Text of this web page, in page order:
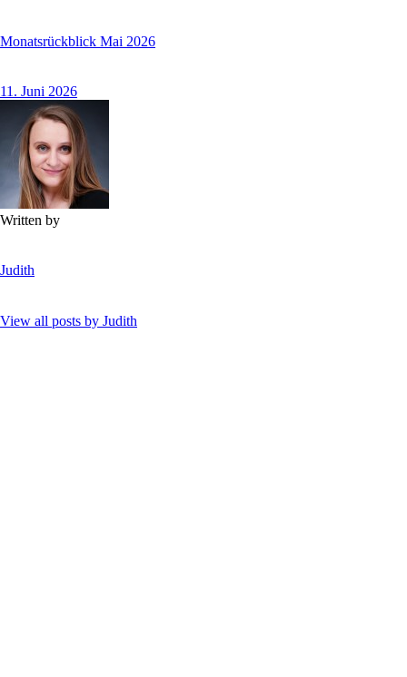
Monatsrückblick Mai 2026
11. Juni 2026
Written by
Judith
View all posts by Judith